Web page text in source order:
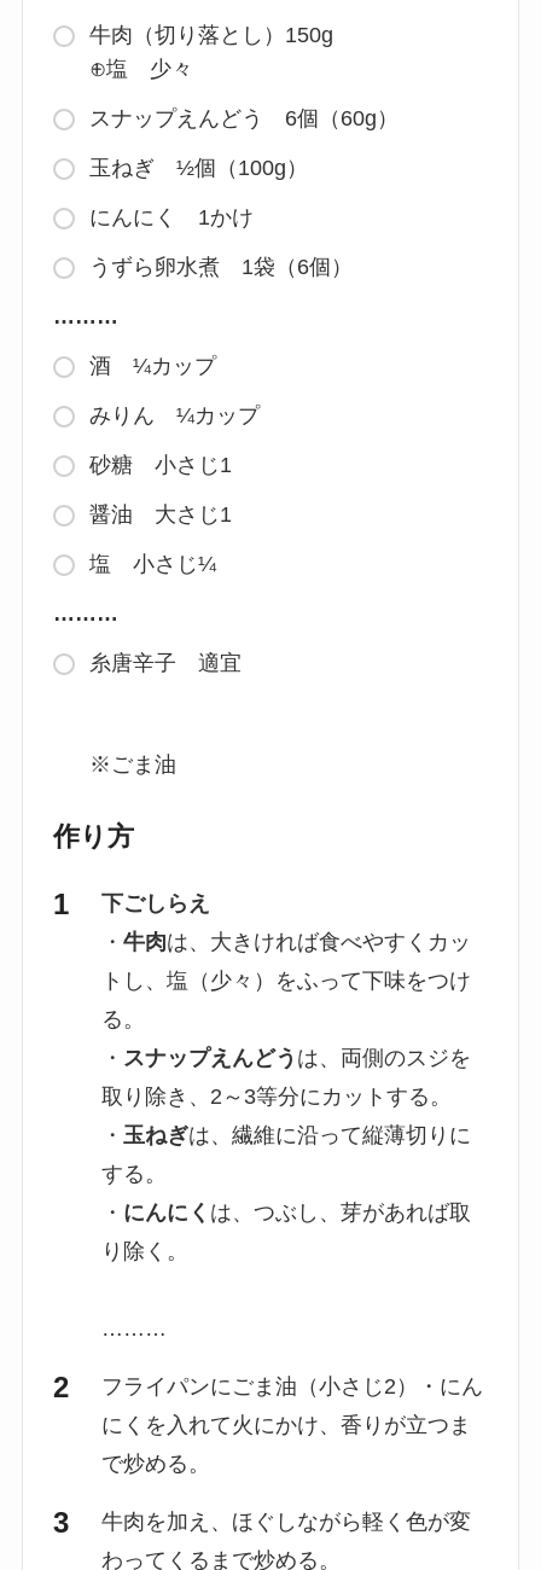
牛肉（切り落とし）150g
⊕塩 少々
スナップえんどう 6個（60g）
玉ねぎ ½個（100g）
にんにく 1かけ
うずら卵水煮 1袋（6個）
………
酒 ¼カップ
みりん ¼カップ
砂糖 小さじ1
醤油 大さじ1
塩 小さじ¼
………
糸唐辛子 適宜
※ごま油
作り方
下ごしらえ
・ 牛肉は、大きければ食べやすくカッ
トし、塩（少々）をふって下味をつけ
る。
・ スナップえんどう は、両側のスジを
取り除き、2～3等分にカットする。
・ 玉ねぎは、繊維に沿って縦薄切りに
する。
・ にんにく は、つぶし、芽があれば取
り除く。
………
フライパンにごま油（小さじ2）・にん
にくを入れて火にかけ、香りが立つま
で炒める。
牛肉を加え、ほぐしながら軽く色が変
わってくるまで炒める。